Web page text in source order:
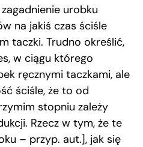
urobku
na jakiś czas ściśle
taczki. Trudno określić,
w ciągu którego
ręcznymi taczkami, ale
ściśle, że to od
stopniu zależy
Rzecz w tym, że te
– przyp. aut.], jak się